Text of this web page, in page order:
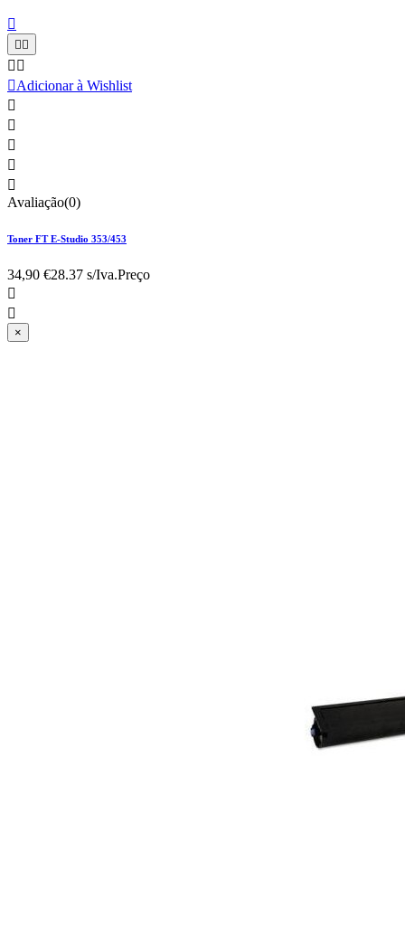

 
 
Adicionar à Wishlist





Avaliação(0)
Toner FT E-Studio 353/453
34,90 €28.37 s/Iva.Preço


×